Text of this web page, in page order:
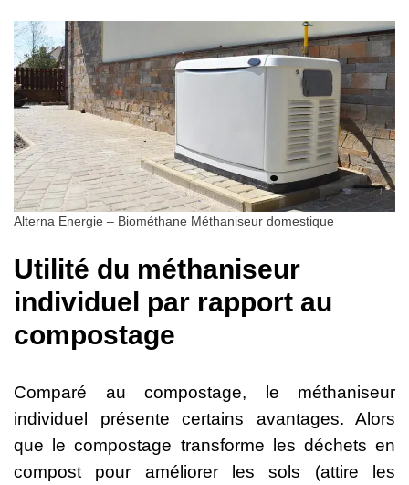
Alterna Energie – Biométhane Méthaniseur domestique
Utilité du méthaniseur
individuel par rapport au
compostage
Comparé au compostage, le méthaniseur
individuel présente certains avantages. Alors
que le compostage transforme les déchets en
compost pour améliorer les sols (attire les